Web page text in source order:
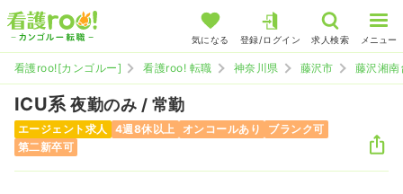
気になる 登録/ログイン 求人検索 メニュー
看護roo![カンゴルー] 看護roo! 転職 神奈川県 藤沢市 藤沢湘南
ICU系夜勤のみ / 常勤
エージェント求人 4週8休以上 オンコールあり
ブランク可
第二新卒可